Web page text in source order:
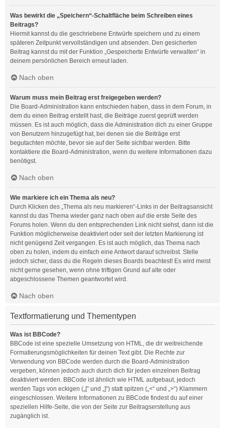
Was bewirkt die „Speichern“-Schaltfläche beim Schreiben eines
Beitrags?
Hiermit kannst du die geschriebene Entwürfe speichern und zu einem
späteren Zeitpunkt vervollständigen und absenden. Den gesicherten
Beitrag kannst du mit der Funktion „Gespeicherte Entwürfe verwalten“ in
deinem persönlichen Bereich erneut laden.
Nach oben
Warum muss mein Beitrag erst freigegeben werden?
Die Board-Administration kann entschieden haben, dass in dem Forum, in
dem du einen Beitrag erstellt hast, die Beiträge zuerst geprüft werden
müssen. Es ist auch möglich, dass die Administration dich zu einer Gruppe
von Benutzern hinzugefügt hat, bei denen sie die Beiträge erst
begutachten möchte, bevor sie auf der Seite sichtbar werden. Bitte
kontaktiere die Board-Administration, wenn du weitere Informationen dazu
benötigst.
Nach oben
Wie markiere ich ein Thema als neu?
Durch Klicken des „Thema als neu markieren“-Links in der Beitragsansicht
kannst du das Thema wieder ganz nach oben auf die erste Seite des
Forums holen. Wenn du den entsprechenden Link nicht siehst, dann ist die
Funktion möglicherweise deaktiviert oder seit der letzten Markierung ist
nicht genügend Zeit vergangen. Es ist auch möglich, das Thema nach
oben zu holen, indem du einfach eine Antwort darauf schreibst. Stelle
jedoch sicher, dass du die Regeln dieses Boards beachtest! Es wird meist
nicht gerne gesehen, wenn ohne triftigen Grund auf alte oder
abgeschlossene Themen geantwortet wird.
Nach oben
Textformatierung und Thementypen
Was ist BBCode?
BBCode ist eine spezielle Umsetzung von HTML, die dir weitreichende
Formatierungsmöglichkeiten für deinen Text gibt. Die Rechte zur
Verwendung von BBCode werden durch die Board-Administration
vergeben, können jedoch auch durch dich für jeden einzelnen Beitrag
deaktiviert werden. BBCode ist ähnlich wie HTML aufgebaut, jedoch
werden Tags von eckigen („[“ und „]“) statt spitzen („<“ und „>“) Klammern
eingeschlossen. Weitere Informationen zu BBCode findest du auf einer
speziellen Hilfe-Seite, die von der Seite zur Beitragserstellung aus
zugänglich ist.